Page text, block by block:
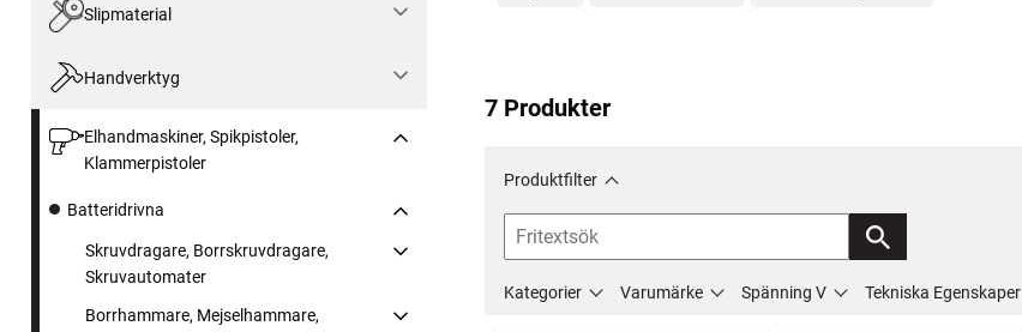
Slipmaterial
Handverktyg
Elhandmaskiner, Spikpistoler,
Klammerpistoler
Batteridrivna
Skruvdragare, Borrskruvdragare,
Skruvautomater
Borrhammare, Mejselhammare,
7 Produkter
Produktfilter
Kategorier Varumärke Spänning V Tekniska Egenskaper